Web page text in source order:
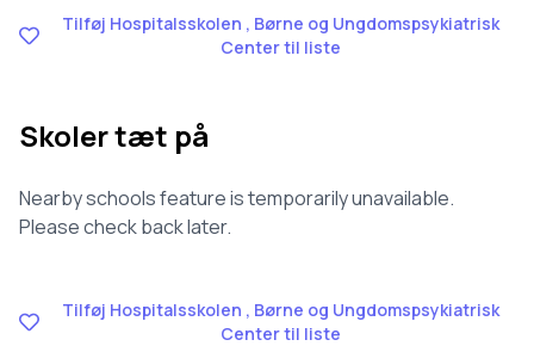
Tilføj Hospitalsskolen , Børne og Ungdomspsykiatrisk
Center til liste
Skoler tæt på
Nearby schools feature is temporarily unavailable.
Please check back later.
Tilføj Hospitalsskolen , Børne og Ungdomspsykiatrisk
Center til liste